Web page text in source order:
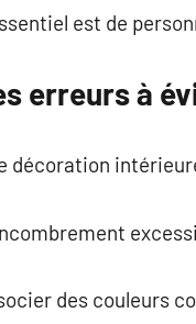
est de
erreurs à
décoration
des couleurs